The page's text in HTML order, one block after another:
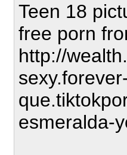
Teen 18
free porn
http://
esmeralda-